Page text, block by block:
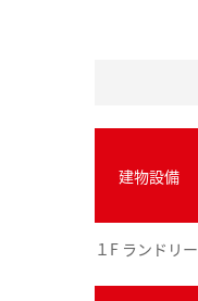
建物設備
１F ランドリ